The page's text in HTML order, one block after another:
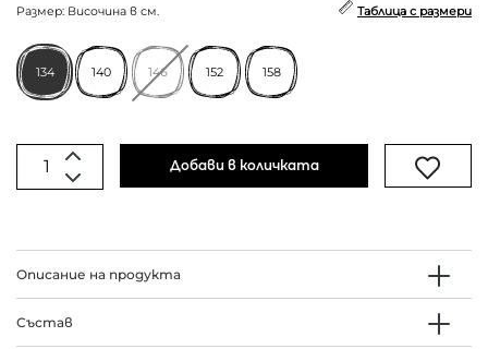
Размер: Височина в см. Таблица с размери
134 140 146 152 158
Добави в количката
Описание на продукта
Състав